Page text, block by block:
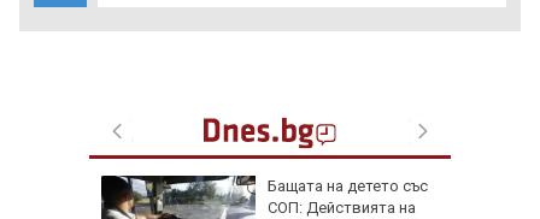
Бащата на детето със
СОП: Действията на